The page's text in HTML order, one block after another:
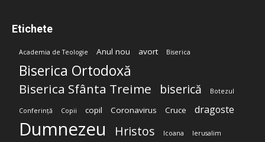
Etichete
Academia de Teologie Anul nou avort Biserica
Biserica Ortodoxă
Biserica Sfânta Treime biserică Botezul
Conferință Copii copil Coronavirus Cruce dragoste
Dumnezeu Hristos Icoana Ierusalim